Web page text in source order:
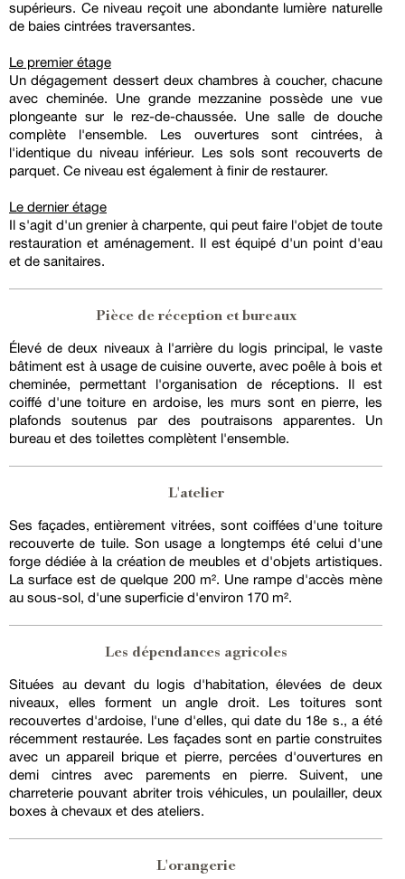
supérieurs. Ce niveau reçoit une abondante lumière naturelle
de baies cintrées traversantes.
Le premier étage
Un dégagement dessert deux chambres à coucher, chacune
avec cheminée. Une grande mezzanine possède une vue
plongeante sur le rez-de-chaussée. Une salle de douche
complète l'ensemble. Les ouvertures sont cintrées, à
l'identique du niveau inférieur. Les sols sont recouverts de
parquet. Ce niveau est également à finir de restaurer.
Le dernier étage
Il s'agit d'un grenier à charpente, qui peut faire l'objet de toute
restauration et aménagement. Il est équipé d'un point d'eau
et de sanitaires.
Pièce de réception et bureaux
Élevé de deux niveaux à l'arrière du logis principal, le vaste
bâtiment est à usage de cuisine ouverte, avec poêle à bois et
cheminée, permettant l'organisation de réceptions. Il est
coiffé d'une toiture en ardoise, les murs sont en pierre, les
plafonds soutenus par des poutraisons apparentes. Un
bureau et des toilettes complètent l'ensemble.
L'atelier
Ses façades, entièrement vitrées, sont coiffées d'une toiture
recouverte de tuile. Son usage a longtemps été celui d'une
forge dédiée à la création de meubles et d'objets artistiques.
La surface est de quelque 200 m². Une rampe d'accès mène
au sous-sol, d'une superficie d'environ 170 m².
Les dépendances agricoles
Situées au devant du logis d'habitation, élevées de deux
niveaux, elles forment un angle droit. Les toitures sont
recouvertes d'ardoise, l'une d'elles, qui date du 18e s., a été
récemment restaurée. Les façades sont en partie construites
avec un appareil brique et pierre, percées d'ouvertures en
demi cintres avec parements en pierre. Suivent, une
charreterie pouvant abriter trois véhicules, un poulailler, deux
boxes à chevaux et des ateliers.
L'orangerie